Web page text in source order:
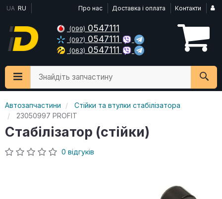
UA RU Про нас Доставка і оплата Контакти
(099) 0547111
(097) 0547111
(063) 0547111
Знайдіть запчастину
Автозапчастини
Стійки та втулки стабілізатора
23050997 PROFIT
Стабілізатор (стійки)
0 відгуків